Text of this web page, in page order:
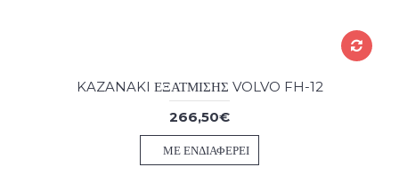
KAZANAKI ΕΞΑΤΜΙΣΗΣ VOLVO FH-12
266,50€
ΜΕ ΕΝΔΙΑΦΈΡΕΙ